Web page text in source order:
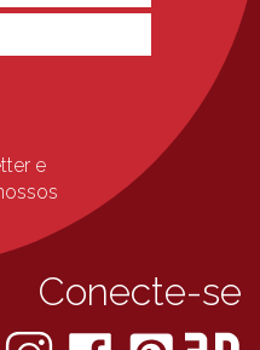
e
Conecte-se